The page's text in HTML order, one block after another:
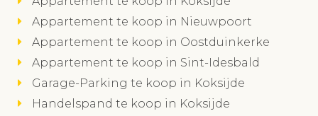
Appartement te koop in Nieuwpoort
Appartement te koop in Oostduinkerke
Appartement te koop in Sint-Idesbald
Garage-Parking te koop in Koksijde
Handelspand te koop in Koksijde